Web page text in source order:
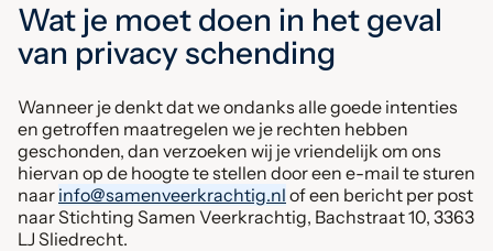
Wat je moet doen in het geval
van privacy schending
Wanneer je denkt dat we ondanks alle goede intenties
en getroffen maatregelen we je rechten hebben
geschonden, dan verzoeken wij je vriendelijk om ons
hiervan op de hoogte te stellen door een e-mail te sturen
naar info@samenveerkrachtig.nl of een bericht per post
naar Stichting Samen Veerkrachtig, Bachstraat 10, 3363
LJ Sliedrecht.